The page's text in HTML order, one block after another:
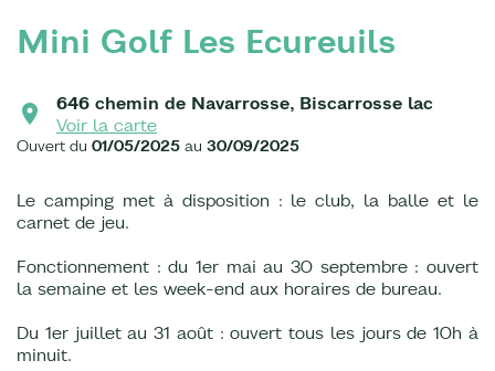
Mini Golf Les Ecureuils
646 chemin de Navarrosse, Biscarrosse lac
Voir la carte
Ouvert du 01/05/2025 au 30/09/2025
Le camping met à disposition : le club, la balle et le
carnet de jeu.
Fonctionnement : du 1er mai au 30 septembre : ouvert
la semaine et les week-end aux horaires de bureau.
Du 1er juillet au 31 août : ouvert tous les jours de 10h à
minuit.